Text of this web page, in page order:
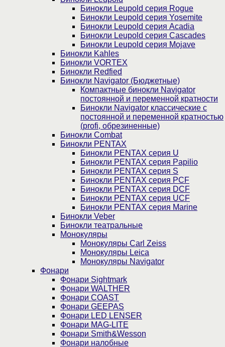
Бинокли Leupold серия Rogue
Бинокли Leupold серия Yosemite
Бинокли Leupold серия Acadia
Бинокли Leupold серия Cascades
Бинокли Leupold серия Mojave
Бинокли Kahles
Бинокли VORTEX
Бинокли Redfied
Бинокли Navigator (Бюджетные)
Компактные бинокли Navigator
постоянной и переменной кратности
Бинокли Navigator классические с
постоянной и переменной кратностью
(profi, обрезиненные)
Бинокли Combat
Бинокли PENTAX
Бинокли PENTAX серия U
Бинокли PENTAX серия Papilio
Бинокли PENTAX серия S
Бинокли PENTAX серия PCF
Бинокли PENTAX серия DCF
Бинокли PENTAX серия UCF
Бинокли PENTAX серия Marine
Бинокли Veber
Бинокли театральные
Монокуляры
Монокуляры Carl Zeiss
Монокуляры Leica
Монокуляры Navigator
Фонари
Фонари Sightmark
Фонари WALTHER
Фонари COAST
Фонари GEEPAS
Фонари LED LENSER
Фонари MAG-LITE
Фонари Smith&Wesson
Фонари налобные